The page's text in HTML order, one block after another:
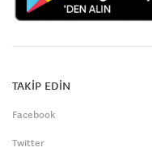
TAKİP EDİN
Facebook
Twitter